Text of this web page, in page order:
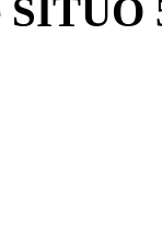
SITUO